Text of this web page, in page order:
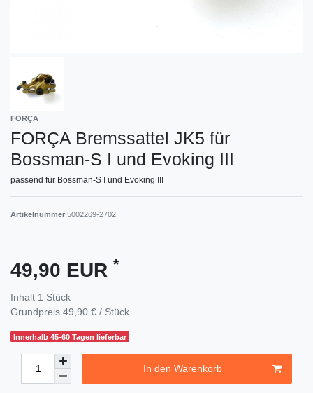
FORÇA
FORÇA Bremssattel JK5 für
Bossman-S I und Evoking III
passend für Bossman-S I und Evoking III
Artikelnummer 5002269-2702
49,90 EUR *
Inhalt 1 Stück
Grundpreis 49,90 € / Stück
Innerhalb 45-60 Tagen lieferbar
In den Warenkorb